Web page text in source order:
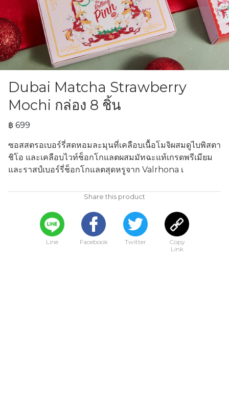
Dubai Matcha Strawberry
Mochi กล่อง 8 ชิ้น
฿ 699
ซอสสตรอเบอร์รี่สดหอมละมุนที่เคลือบเนื้อโมจิผสมดูไบพิสตา
ชิโอ และเคลือบไวท์ช็อกโกแลตผสมมัทฉะแท้เกรดพรีเมียม
และราสป์เบอร์รี่ช็อกโกแลตสุดหรูจาก Valrhona เ
Share this product
Line Facebook Twitter
Copy
Link